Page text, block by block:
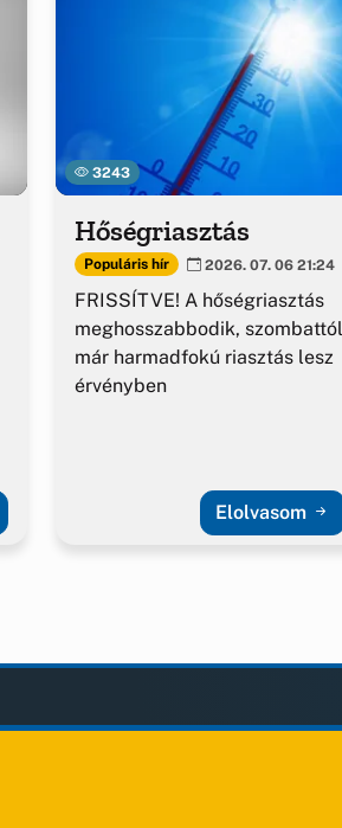
3243
Hőségriasztás
Populáris hír 2026. 07. 06 21:24
FRISSÍTVE! A hőségriasztás
meghosszabbodik, szombattól
már harmadfokú riasztás lesz
érvényben
Elolvasom
OLDALAK